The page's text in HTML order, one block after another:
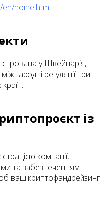
home.html
у Швейцарія,
регуляції при
із
компанії,
та забезпеченням
ваш криптофандрейзинг